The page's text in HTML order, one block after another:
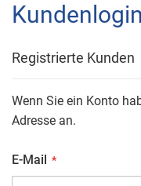
Kundenlogin
Registrierte Kunden
Wenn Sie ein Konto
Adresse an.
E-Mail